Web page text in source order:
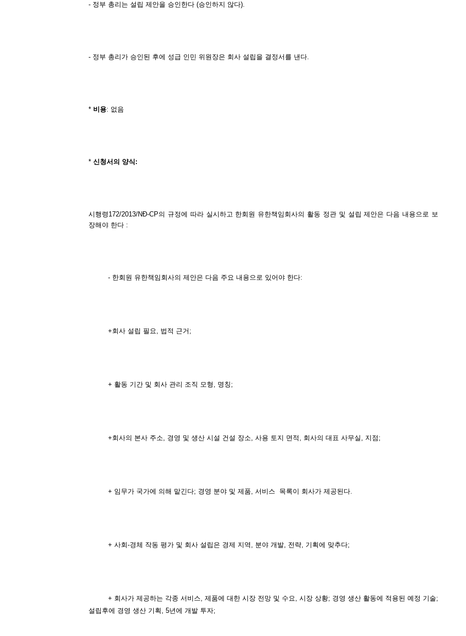
- 정부 총리는 설립 제안을 승인한다 (승인하지 않다).
- 정부 총리가 승인된 후에 성급 인민 위원장은 회사 설립을 결정서를 낸다.
* 비용: 없음
* 신청서의 양식:
시행령172/2013/NĐ-CP의 규정에 따라 실시하고 한회원 유한책임회사의 활동 정관 및 설립 제안은 다음 내용으로 보
장해야 한다 :
- 한회원 유한책임회사의 제안은 다음 주요 내용으로 있어야 한다:
+회사 설립 필요, 법적 근거;
+ 활동 기간 및 회사 관리 조직 모형, 명칭;
+회사의 본사 주소, 경영 및 생산 시설 건설 장소, 사용 토지 면적, 회사의 대표 사무실, 지점;
+ 임무가 국가에 의해 맡긴다; 경영 분야 및 제품, 서비스 목록이 회사가 제공된다.
+ 사회-경체 작동 평가 및 회사 설립은 경제 지역, 분야 개발, 전략, 기획에 맞추다;
+ 회사가 제공하는 각종 서비스, 제품에 대한 시장 전망 및 수요, 시장 상황; 경영 생산 활동에 적용된 예정 기술;
설립후에 경영 생산 기획, 5년에 개발 투자;